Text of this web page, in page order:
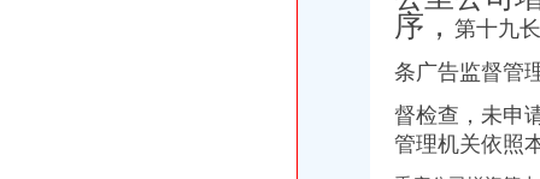
中国深圳南山区黄页|名录_中国深圳南山区公司|厂家-八方资源深圳黄页
序， 第十九
条广告监督管
督检查，未申
管理机关依照